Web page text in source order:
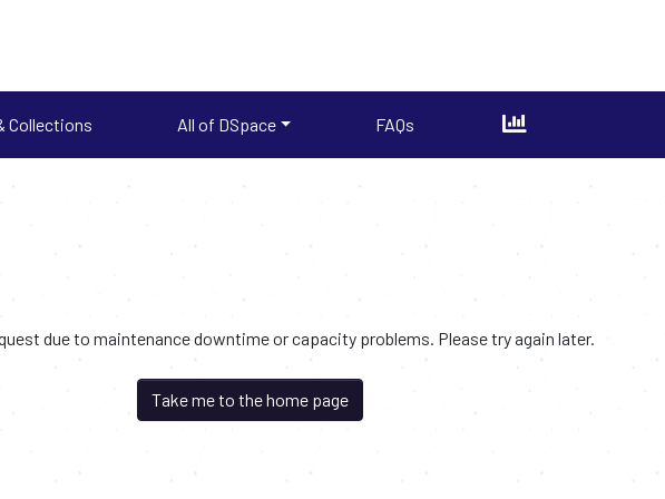
Collections All of DSpace FAQs
due to maintenance downtime or capacity problems. Please try again later.
Take me to the home page